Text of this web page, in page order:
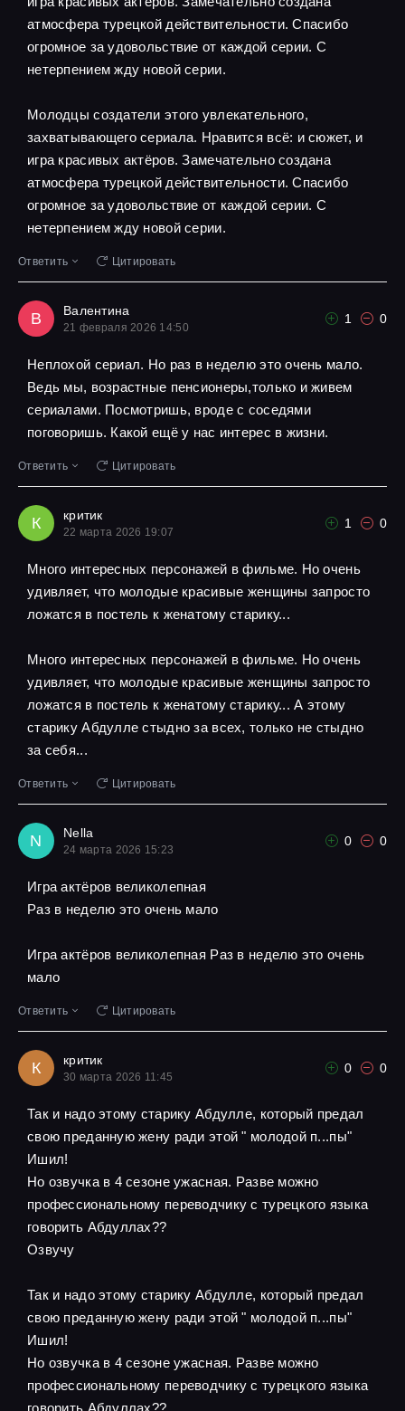
атмосфера турецкой действительности. Спасибо
огромное за удовольствие от каждой серии. С
нетерпением жду новой серии.
Молодцы создатели этого увлекательного,
захватывающего сериала. Нравится всё: и сюжет, и
игра красивых актёров. Замечательно создана
атмосфера турецкой действительности. Спасибо
огромное за удовольствие от каждой серии. С
нетерпением жду новой серии.
Ответить Цитировать
В Валентина
21 февраля 2026 14:50
1 0
Неплохой сериал. Но раз в неделю это очень мало.
Ведь мы, возрастные пенсионеры,только и живем
сериалами. Посмотришь, вроде с соседями
поговоришь. Какой ещё у нас интерес в жизни.
Ответить Цитировать
К критик
22 марта 2026 19:07
1 0
Много интересных персонажей в фильме. Но очень
удивляет, что молодые красивые женщины запросто
ложатся в постель к женатому старику...
Много интересных персонажей в фильме. Но очень
удивляет, что молодые красивые женщины запросто
ложатся в постель к женатому старику... А этому
старику Абдулле стыдно за всех, только не стыдно
за себя...
Ответить Цитировать
N Nella
24 марта 2026 15:23
0 0
Игра актёров великолепная
Pаз в неделю это очень мало
Игра актёров великолепная Pаз в неделю это очень
мало
Ответить Цитировать
К критик
30 марта 2026 11:45
0 0
Так и надо этому старику Абдулле, который предал
свою преданную жену ради этой " молодой п...пы"
Ишил!
Но озвучка в 4 сезоне ужасная. Разве можно
профессиональному переводчику с турецкого языка
говорить Абдуллах??
Озвучу
Так и надо этому старику Абдулле, который предал
свою преданную жену ради этой " молодой п...пы"
Ишил!
Но озвучка в 4 сезоне ужасная. Разве можно
профессиональному переводчику с турецкого языка
говорить Абдуллах??